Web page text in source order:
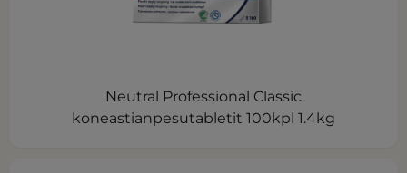
Neutral Professional Classic
koneastianpesutabletit 100kpl 1.4kg